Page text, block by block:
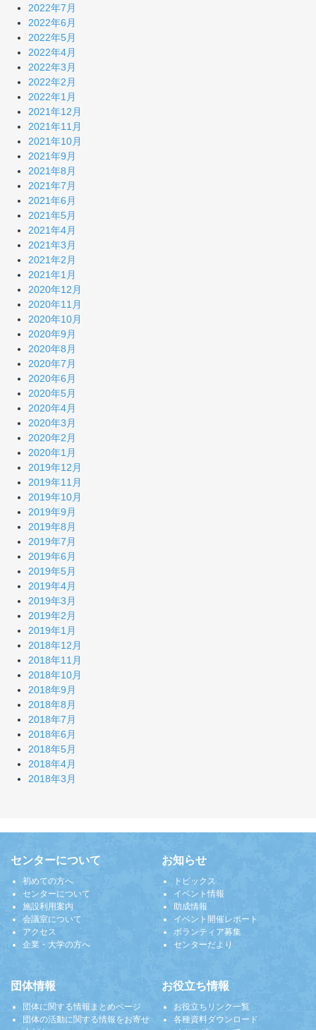
2022年7月
2022年6月
2022年5月
2022年4月
2022年3月
2022年2月
2022年1月
2021年12月
2021年11月
2021年10月
2021年9月
2021年8月
2021年7月
2021年6月
2021年5月
2021年4月
2021年3月
2021年2月
2021年1月
2020年12月
2020年11月
2020年10月
2020年9月
2020年8月
2020年7月
2020年6月
2020年5月
2020年4月
2020年3月
2020年2月
2020年1月
2019年12月
2019年11月
2019年10月
2019年9月
2019年8月
2019年7月
2019年6月
2019年5月
2019年4月
2019年3月
2019年2月
2019年1月
2018年12月
2018年11月
2018年10月
2018年9月
2018年8月
2018年7月
2018年6月
2018年5月
2018年4月
2018年3月
センターについて
初めての方へ
センターについて
施設利用案内
会議室について
アクセス
企業・大学の方へ
お知らせ
トピックス
イベント情報
助成情報
イベント開催レポート
ボランティア募集
センターだより
団体情報
団体に関する情報まとめページ
団体の活動に関する情報をお寄せ
お役立ち情報
お役立ちリンク一覧
各種資料ダウンロード